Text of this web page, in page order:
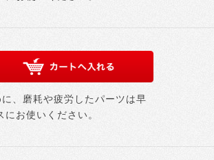
、磨耗や疲労したパーツは早
お使いください。